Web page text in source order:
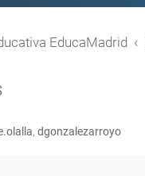
EducaMadrid
, dgonzalezarroyo